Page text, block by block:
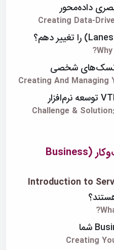
داده‌محور
Creating Data-
تسک‌های شخصی
Creating And
Challenge &
مقدمه‌ای بر قوانین کسب‌وکار (Business
Introduction to
Creating